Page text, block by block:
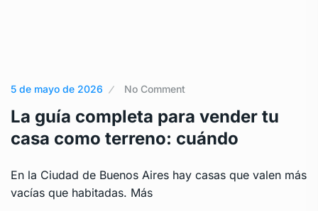
5 de mayo de 2026 No Comment
La guía completa para vender tu
casa como terreno: cuándo
En la Ciudad de Buenos Aires hay casas que valen más
vacías que habitadas. Más